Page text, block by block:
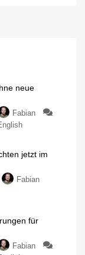
neue
Fabian
jetzt im
Fabian
für
Fabian